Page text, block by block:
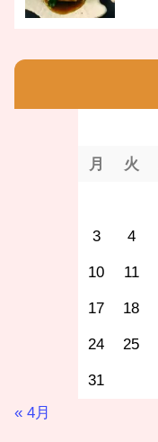
月 火
3 4
10 11
17 18
24 25
31
« 4月